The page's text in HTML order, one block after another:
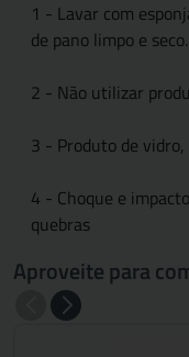
1 - Lavar com
de pano limpo e seco.
2 - Não utilizar
3 - Produto de
4 - Choque e
quebras
Aproveite para